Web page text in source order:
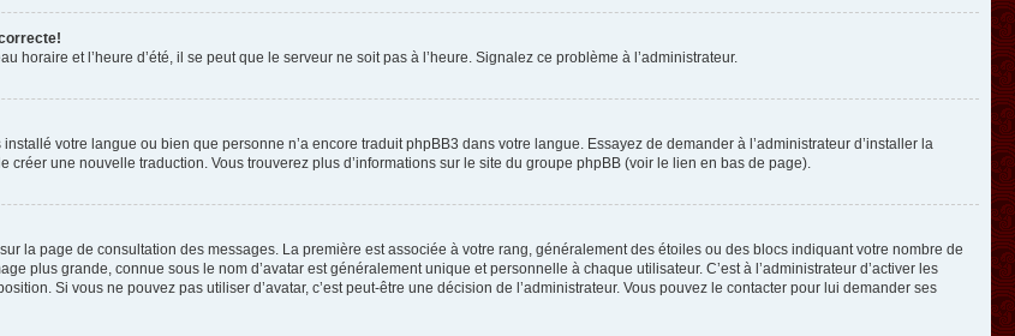
horaire et l’heure d’été, il se peut que le serveur ne soit pas à l’heure. Signalez ce problème à l’administrateur.
votre langue ou bien que personne n’a encore traduit phpBB3 dans votre langue. Essayez de demander à l’administrateur d’installer la
créer une nouvelle traduction. Vous trouverez plus d’informations sur le site du groupe phpBB (voir le lien en bas de page).
la page de consultation des messages. La première est associée à votre rang, généralement des étoiles ou des blocs indiquant votre nombre de
plus grande, connue sous le nom d’avatar est généralement unique et personnelle à chaque utilisateur. C’est à l’administrateur d’activer les
Si vous ne pouvez pas utiliser d’avatar, c’est peut-être une décision de l’administrateur. Vous pouvez le contacter pour lui demander ses